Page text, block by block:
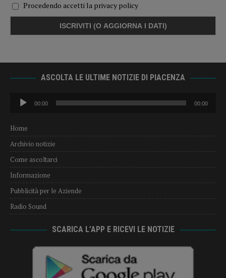
Procedendo accetti la privacy policy
ASCOLTA LE ULTIME NOTIZIE DI PIACENZA
Audio
Player
00:00 00:00
Home
Archivio notizie
Come ascoltarci
Informazione
Pubblicità per le Aziende
Radio Sound
SCARICA L’APP E RICEVI LE NOTIZIE